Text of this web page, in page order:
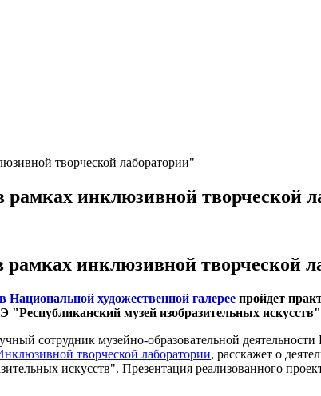
творческой лаборатории"
инклюзивной творческой
рамках инклюзивной
Национальной художественной галерее пройдет
музей изобразительных искусств"
сотрудник музейно-образовательной
творческой лаборатории, расскажет о
искусств". Презентация реализованного